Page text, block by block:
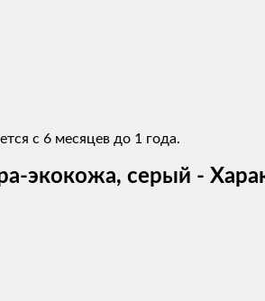
с 6 месяцев до 1 года.
экокожа, серый -